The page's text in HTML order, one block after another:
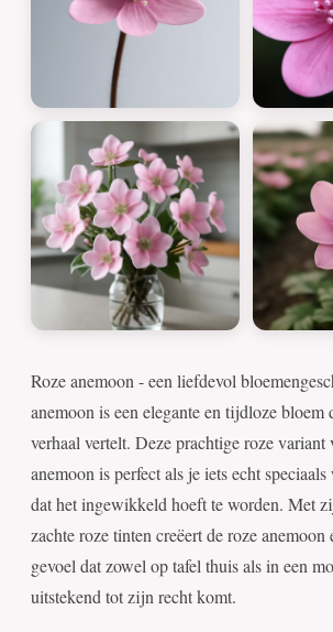
Roze anemoon - een liefdevol
anemoon is een elegante en tijdloze bloem
verhaal vertelt. Deze prachtige roze variant
anemoon is perfect als je iets echt
dat het ingewikkeld hoeft te worden. Met
zachte roze tinten creëert de roze anemoon
gevoel dat zowel op tafel thuis als in een
uitstekend tot zijn recht komt.